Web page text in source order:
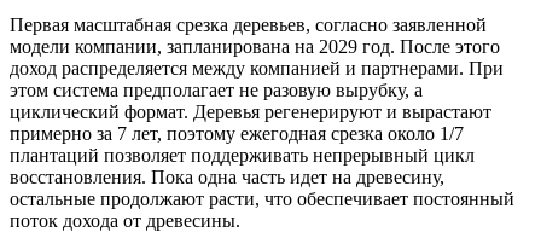
Первая масштабная срезка деревьев, согласно заявленной
модели компании, запланирована на 2029 год. После этого
доход распределяется между компанией и партнерами. При
этом система предполагает не разовую вырубку, а
циклический формат. Деревья регенерируют и вырастают
примерно за 7 лет, поэтому ежегодная срезка около 1/7
плантаций позволяет поддерживать непрерывный цикл
восстановления. Пока одна часть идет на древесину,
остальные продолжают расти, что обеспечивает постоянный
поток дохода от древесины.